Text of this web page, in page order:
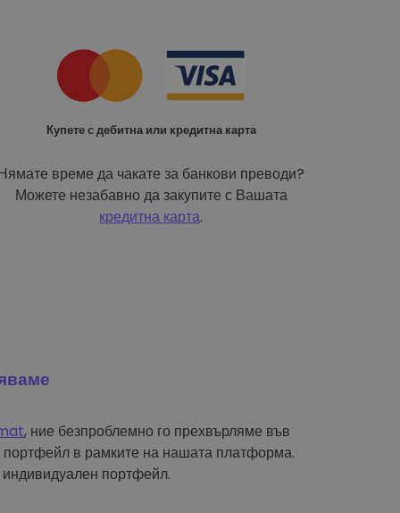
Купете с дебитна или кредитна карта
време да чакате за банкови преводи?
Можете незабавно да закупите с Вашата
кредитна карта.
, ние безпроблемно го прехвърляме във
в рамките на нашата платформа.
портфейл.